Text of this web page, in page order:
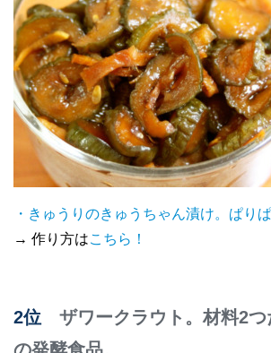
・ きゅうりのきゅうちゃん漬け。ぱりぱ
→ 作り方はこちら！
2位 ザワークラウト。材料2